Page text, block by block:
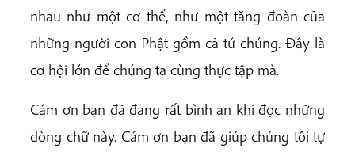
nhau như một cơ thể, như một tăng đoàn của
những người con Phật gồm cả tứ chúng. Đây là
cơ hội lớn để chúng ta cùng thực tập mà.
Cám ơn bạn đã đang rất bình an khi đọc những
dòng chữ này. Cám ơn bạn đã giúp chúng tôi tự